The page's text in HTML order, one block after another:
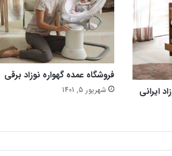
ایرانی
فروشگاه عمده گهواره نوزاد برقی
شهریور 5, 1401